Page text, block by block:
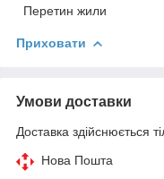
Перетин жили
Приховати
Умови доставки
Доставка здійснюється
Нова Пошта